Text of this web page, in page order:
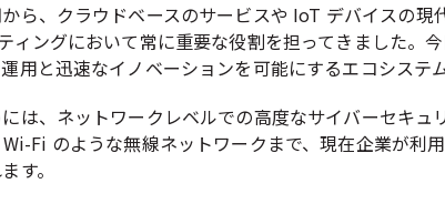
ら、クラウドベースのサービスや IoT デバイスの
ィングにおいて常に重要な役割を担ってきました。
用と迅速なイノベーションを可能にするエコシステ
は、ネットワークレベルでの高度なサイバーセキュ
Fi のような無線ネットワークまで、現在企業が利
す。